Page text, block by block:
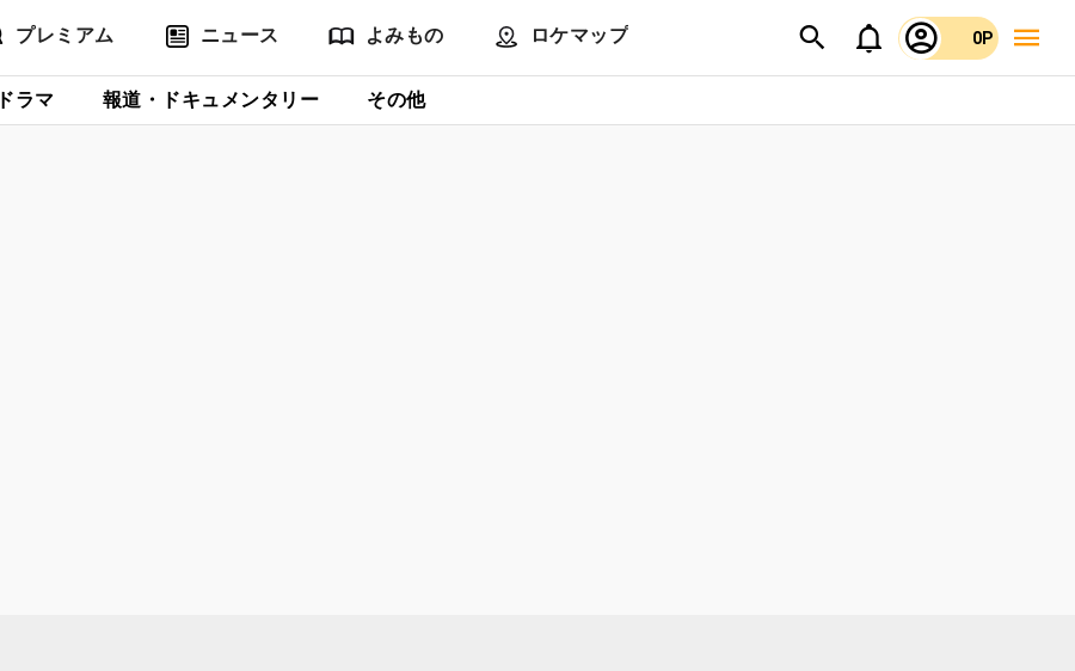
プレミアム ニュース よみもの ロケマップ 0P
ドラマ 報道・ドキュメンタリー その他